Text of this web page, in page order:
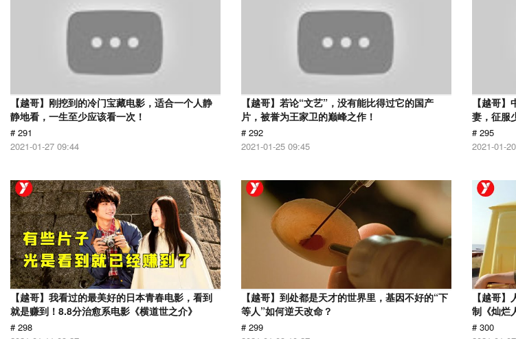
【越哥】刚挖到的冷门宝藏电影，适合一个人静
静地看，一生至少应该看一次！
# 291
2021-01-27 09:44
【越哥】若论“文艺”，没有能比得过它的国产
片，被誉为王家卫的巅峰之作！
# 292
2021-01-25 09:45
【越哥
妻，征服
# 295
2021-01-
【越哥】我看过的最美好的日本青春电影，看到
就是赚到！8.8分治愈系电影《横道世之介》
# 298
【越哥】到处都是天才的世界里，基因不好的“下
等人”如何逆天改命？
# 299
【越哥
制《灿烂
# 300